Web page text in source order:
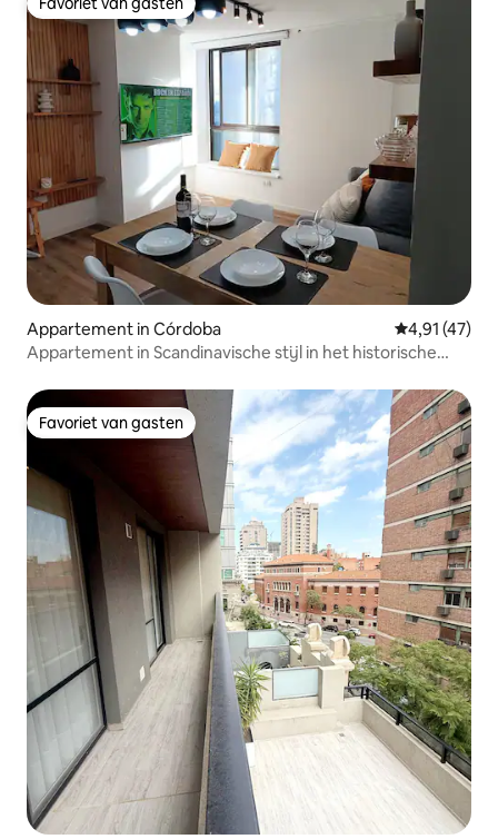
Favoriet van gasten
Appartement in Córdoba Gemiddelde
4,91 (47)
Appartement in Scandinavische stijl in het historische
Favoriet van gasten
Favoriet van gasten